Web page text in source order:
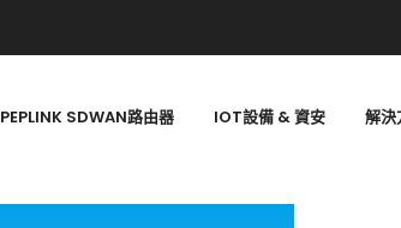
PEPLINK SDWAN路由器 IOT設備 & 資安 解決